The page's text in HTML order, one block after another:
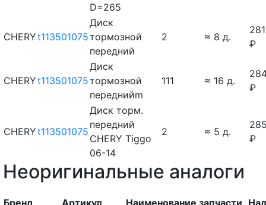
D=265
CHERYt113501075
Диск
тормозной
передний
2 ≈ 8 д.
₽
CHERYt113501075
Диск
тормозной
переднийm
111 ≈ 16 д.
₽
CHERYt113501075
Диск торм.
передний
CHERY Tiggo
06-14
2 ≈ 5 д.
₽
Неоригинальные аналоги
Бренд Артикул Наименование запчасти